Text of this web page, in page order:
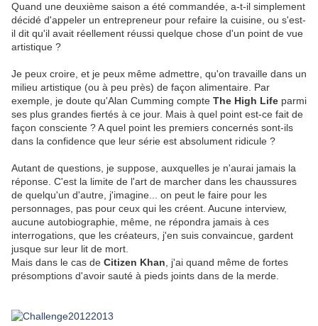
Quand une deuxième saison a été commandée, a-t-il simplement
décidé d'appeler un entrepreneur pour refaire la cuisine, ou s'est-
il dit qu'il avait réellement réussi quelque chose d'un point de vue
artistique ?
Je peux croire, et je peux même admettre, qu'on travaille dans un
milieu artistique (ou à peu près) de façon alimentaire. Par
exemple, je doute qu'Alan Cumming compte The High Life parmi
ses plus grandes fiertés à ce jour. Mais à quel point est-ce fait de
façon consciente ? A quel point les premiers concernés sont-ils
dans la confidence que leur série est absolument ridicule ?
Autant de questions, je suppose, auxquelles je n'aurai jamais la
réponse. C'est la limite de l'art de marcher dans les chaussures
de quelqu'un d'autre, j'imagine... on peut le faire pour les
personnages, pas pour ceux qui les créent. Aucune interview,
aucune autobiographie, même, ne répondra jamais à ces
interrogations, que les créateurs, j'en suis convaincue, gardent
jusque sur leur lit de mort.
Mais dans le cas de Citizen Khan , j'ai quand même de fortes
présomptions d'avoir sauté à pieds joints dans de la merde.